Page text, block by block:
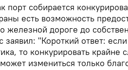
порт собирается
есть возможность
железной дороге до
заявил: "Короткий ответ:
то конкурировать крайне
измениться только